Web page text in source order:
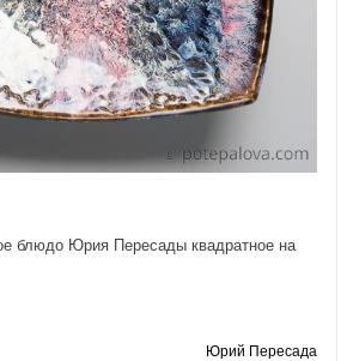
блюдо Юрия Пересады квадратное на
Юрий Пересада